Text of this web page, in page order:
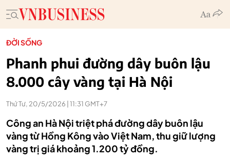
ĐỜI SỐNG
Phanh phui đường dây buôn lậu
8.000 cây vàng tại Hà Nội
Thứ Tư, 20/5/2026 | 11:31 GMT+7
Công an Hà Nội triệt phá đường dây buôn lậu
vàng từ Hồng Kông vào Việt Nam, thu giữ lượng
vàng trị giá khoảng 1.200 tỷ đồng.